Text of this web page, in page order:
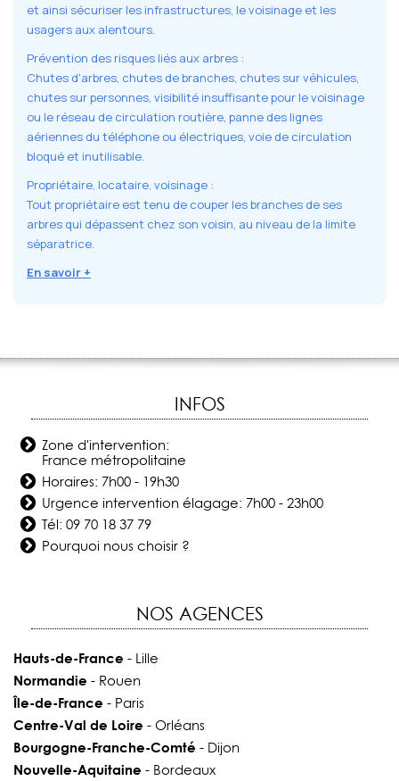
et ainsi sécuriser les infrastructures, le voisinage et les
usagers aux alentours.
Prévention des risques liés aux arbres :
Chutes d'arbres, chutes de branches, chutes sur véhicules,
chutes sur personnes, visibilité insuffisante pour le voisinage
ou le réseau de circulation routière, panne des lignes
aériennes du téléphone ou électriques, voie de circulation
bloqué et inutilisable.
Propriétaire, locataire, voisinage :
Tout propriétaire est tenu de couper les branches de ses
arbres qui dépassent chez son voisin, au niveau de la limite
séparatrice.
En savoir +
INFOS
Zone d'intervention:
France métropolitaine
Horaires: 7h00 - 19h30
Urgence intervention élagage: 7h00 - 23h00
Tél:09 70 18 37 79
Pourquoi nous choisir ?
NOS AGENCES
Hauts-de-France - Lille
Normandie - Rouen
Île-de-France - Paris
Centre-Val de Loire - Orléans
Bourgogne-Franche-Comté - Dijon
Nouvelle-Aquitaine - Bordeaux